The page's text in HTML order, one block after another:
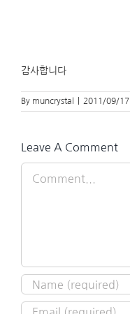
감사합니다
By muncrystal 2011/09/17
Leave A Comment